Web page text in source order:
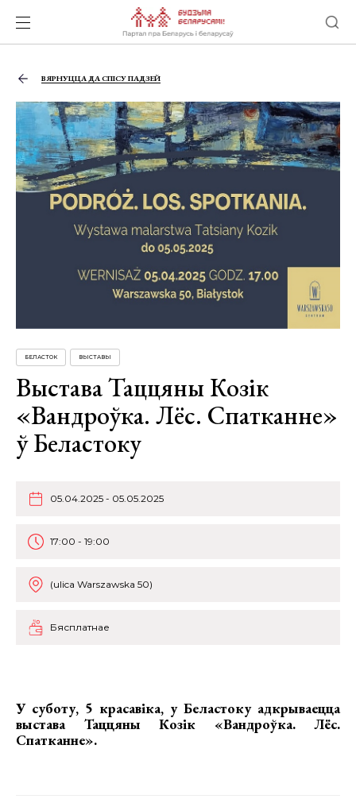
ВЯРНУЦЦА ДА СПІСУ ПАДЗЕЙ
БЕЛАСТОК ВЫСТАВЫ
Выстава Таццяны Козік
«Вандроўка. Лёс. Спатканне»
ў Беластоку
05.04.2025 - 05.05.2025
17:00 - 19:00
(ulica Warszawska 50)
Бясплатнае
У суботу, 5 красавіка, у Беластоку адкрываецца
выстава Таццяны Козік «Вандроўка. Лёс.
Спатканне».